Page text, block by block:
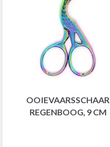
OOIEVAARSSCHAAR
REGENBOOG, 9 CM